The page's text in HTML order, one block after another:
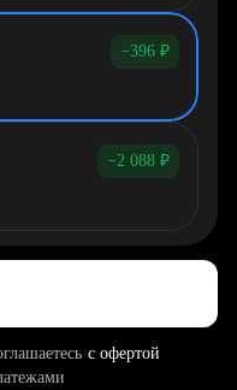
−396 ₽
−2 088 ₽
с офертой